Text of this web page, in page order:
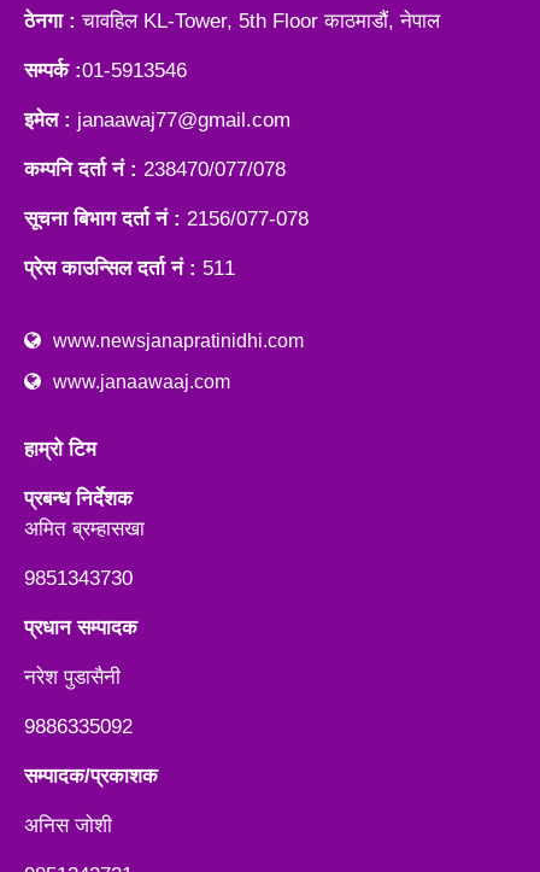
ठेनगा : चावहिल KL-Tower, 5th Floor काठमाडौं, नेपाल
सम्पर्क :01-5913546
इमेल : janaawaj77@gmail.com
कम्पनि दर्ता नं : 238470/077/078
सूचना बिभाग दर्ता नं : 2156/077-078
प्रेस काउन्सिल दर्ता नं : 511
www.newsjanapratinidhi.com
www.janaawaaj.com
हाम्रो टिम
प्रबन्ध निर्देशक
अमित ब्रम्हासखा
9851343730
प्रधान सम्पादक
नरेश पुडासैनी
9886335092
सम्पादक/प्रकाशक
अनिस जाेशी